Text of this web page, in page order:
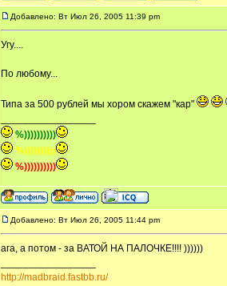
Добавлено: Вт Июл 26, 2005 11:39 pm
Угу....
По любому...
Типа за 500 рублей мы хором скажем "кар"
%))))))))))
%))))))))))
%))))))))))
Добавлено: Вт Июл 26, 2005 11:44 pm
ага, а потом - за ВАТОЙ НА ПАЛОЧКЕ!!!! ))))))
http://madbraid.fastbb.ru/